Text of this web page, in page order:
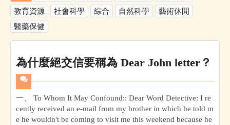
教育資源
社會科學 綜合 自然科學
藝術休閒
醫藥保健
為什麼絕交信要稱為 Dear John letter？
一、 To Whom It May Confound:: Dear Word Detective: I re
cently received an e-mail from my brother in which he told m
e he wouldn't be coming to visit me this weekend because he